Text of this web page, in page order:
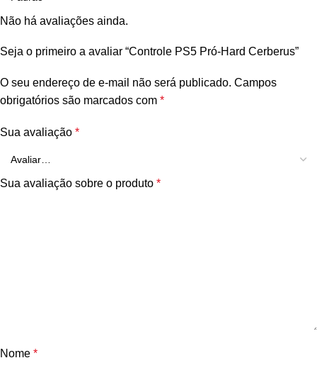
Não há avaliações ainda.
Seja o primeiro a avaliar “Controle PS5 Pró-Hard Cerberus”
O seu endereço de e-mail não será publicado. Campos
obrigatórios são marcados com *
Sua avaliação *
Sua avaliação sobre o produto *
Nome *